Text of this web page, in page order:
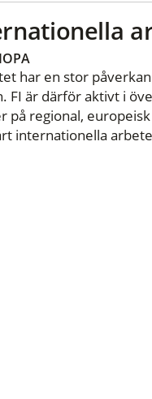
har en stor
FI är därför aktivt i
regional, europeisk
internationella